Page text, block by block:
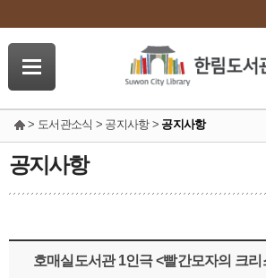
> 도서관소식 > 공지사항 > 공지사항
공지사항
호매실도서관 1인극 <빨간모자의 크